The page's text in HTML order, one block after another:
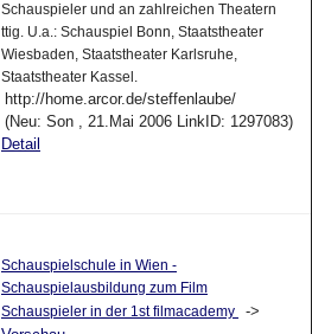
Schauspieler und an zahlreichen Theatern
ttig. U.a.: Schauspiel Bonn, Staatstheater
Wiesbaden, Staatstheater Karlsruhe,
Staatstheater Kassel.
http://home.arcor.de/steffenlaube/
(Neu: Son , 21.Mai 2006 LinkID: 1297083)
Detail
Schauspielschule in Wien -
Schauspielausbildung zum Film
Schauspieler in der 1st filmacademy
->